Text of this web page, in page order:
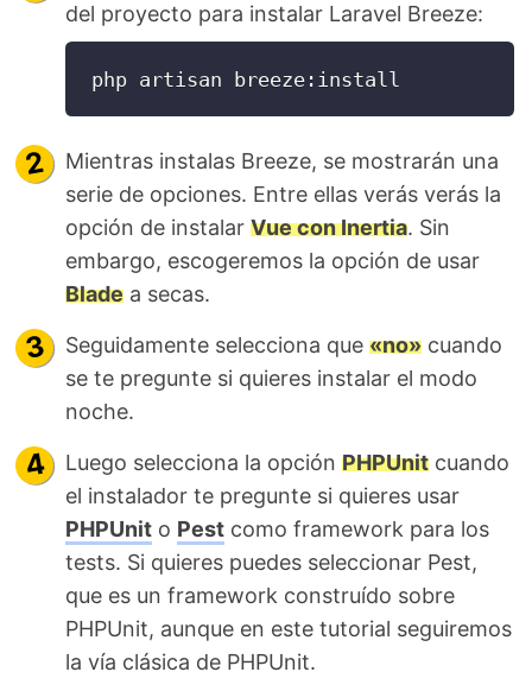
del proyecto para instalar Laravel Breeze:
php artisan breeze:install
Mientras instalas Breeze, se mostrarán una
serie de opciones. Entre ellas verás verás la
opción de instalar Vue con Inertia. Sin
embargo, escogeremos la opción de usar
Blade a secas.
Seguidamente selecciona que «no» cuando
se te pregunte si quieres instalar el modo
noche.
Luego selecciona la opción PHPUnit cuando
el instalador te pregunte si quieres usar
PHPUnit o Pest como framework para los
tests. Si quieres puedes seleccionar Pest,
que es un framework construído sobre
PHPUnit, aunque en este tutorial seguiremos
la vía clásica de PHPUnit.